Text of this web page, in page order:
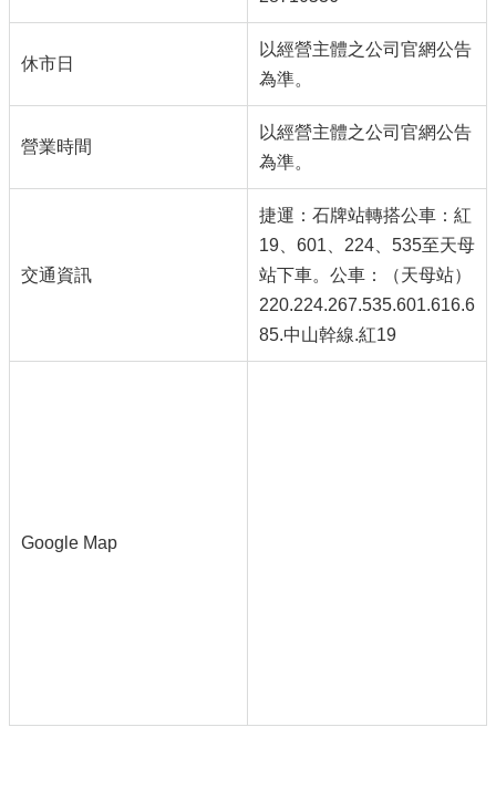
休市日
以經營主體之公司官網公告
為準。
營業時間
以經營主體之公司官網公告
為準。
交通資訊
捷運：石牌站轉搭公車：紅
19、601、224、535至天母
站下車。公車：（天母站）
220.224.267.535.601.616.6
85.中山幹線.紅19
Google Map